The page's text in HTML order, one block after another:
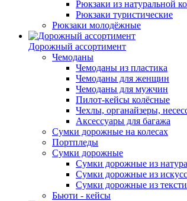
Рюкзаки из натуральной
Рюкзаки туристические
Рюкзаки молодёжные
Дорожный ассортимент
Чемоданы
Чемоданы из пластика
Чемоданы для женщин
Чемоданы для мужчин
Пилот-кейсы колёсные
Чехлы, органайзеры,
Аксессуары для багажа
Сумки дорожные на колесах
Портпледы
Сумки дорожные
Сумки дорожные из
Сумки дорожные из
Сумки дорожные из
Бьюти - кейсы